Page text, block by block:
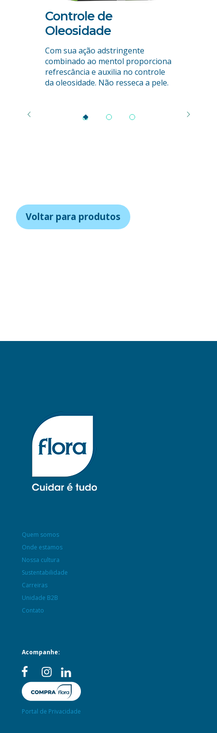
Controle de
Oleosidade
Com sua ação adstringente
combinado ao mentol proporciona
refrescância e auxilia no controle
da oleosidade. Não resseca a pele.
Voltar para produtos
Quem somos
Onde estamos
Nossa cultura
Sustentabilidade
Carreiras
Unidade B2B
Contato
Acompanhe:
Portal de Privacidade